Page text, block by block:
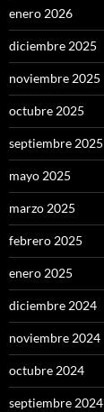
enero 2026
diciembre 2025
noviembre 2025
octubre 2025
septiembre 2025
mayo 2025
marzo 2025
febrero 2025
enero 2025
diciembre 2024
noviembre 2024
octubre 2024
septiembre 2024